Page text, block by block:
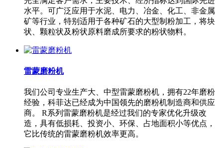
水平。可广泛应用于水泥、电力、冶金、化工、非金属
矿等行业，特别适用于各种矿石的大型制粉加工，将块
状、颗粒状及粉状原料磨成所要求的粉状物料。
雷蒙磨粉机
我们公司专业生产大、中型雷蒙磨粉机，拥有22年磨粉
经验，科菲达已经成为中国领先的磨粉机制造商和供应
商。 R系列雷蒙磨粉机是经过我们的专家优化升级改
造，具有低损耗、投资小、环保、占地面积小等优点，
它比传统的雷蒙磨粉机效率更高。